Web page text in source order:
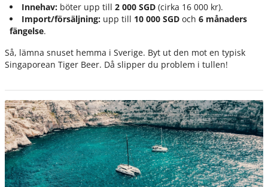
Innehav: böter upp till 2 000 SGD (cirka 16 000 kr).
Import/försäljning: upp till 10 000 SGD och 6 månaders
fängelse.
Så, lämna snuset hemma i Sverige. Byt ut den mot en typisk
Singaporean Tiger Beer. Då slipper du problem i tullen!